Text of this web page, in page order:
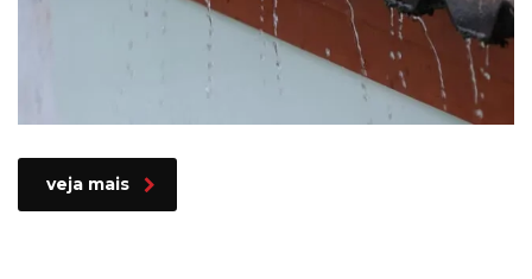
veja mais